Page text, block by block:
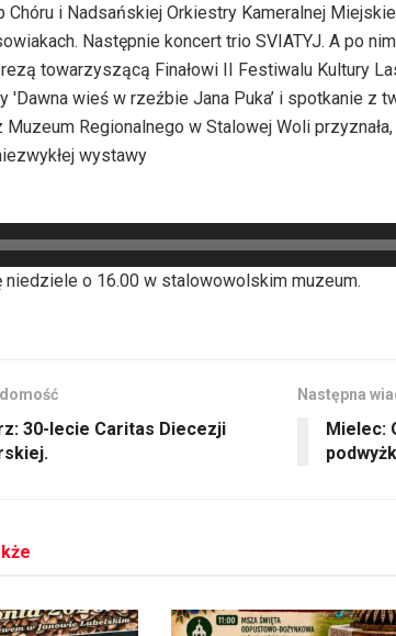
Chóru i Nadsańskiej Orkiestry Kameralnej
Następnie koncert trio SVIATYJ. A po
towarzyszącą Finałowi II Festiwalu Kultury
'Dawna wieś w rzeźbie Jana Puka’ i spotkanie z
Muzeum Regionalnego w Stalowej Woli
wystawy
niedziele o 16.00 w stalowowolskim muzeum.
30-lecie Caritas Diecezji
Następna
Mielec: